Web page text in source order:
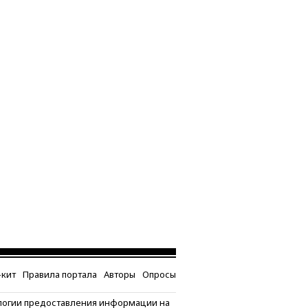
Правила портала Авторы Опросы
предоставления информации на